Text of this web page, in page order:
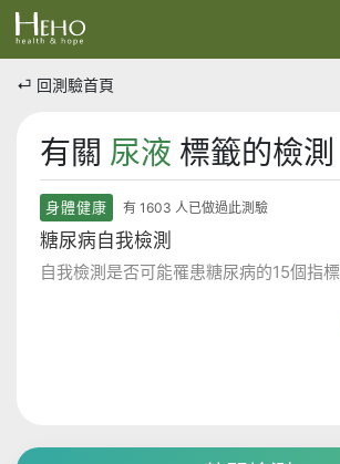
⏎ 回測驗首頁
有關 尿液 標籤的檢測
身體健康 有 1603 人已做過此測驗
糖尿病自我檢測
自我檢測是否可能罹患糖尿病的15個指標